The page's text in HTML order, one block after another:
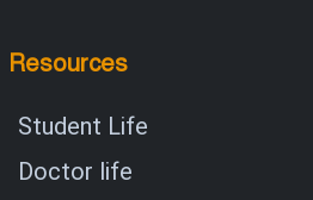
Resources
Student Life
Doctor life